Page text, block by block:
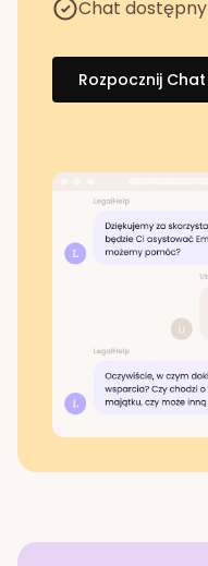
Chat
Rozpocznij Chat